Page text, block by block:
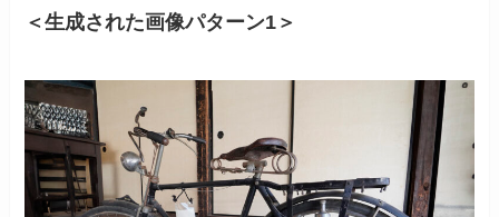
＜生成された画像パターン1＞